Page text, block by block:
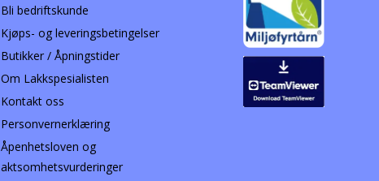
Bli bedriftskunde
Kjøps- og leveringsbetingelser
Butikker / Åpningstider
Om Lakkspesialisten
Kontakt oss
Personvernerklæring
Åpenhetsloven og
aktsomhetsvurderinger